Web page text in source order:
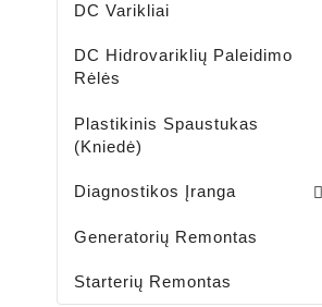
DC Varikliai
DC Hidrovariklių Paleidimo
Rėlės
Plastikinis Spaustukas
(kniedė)
Diagnostikos Įranga
Generatorių Remontas
Starterių Remontas